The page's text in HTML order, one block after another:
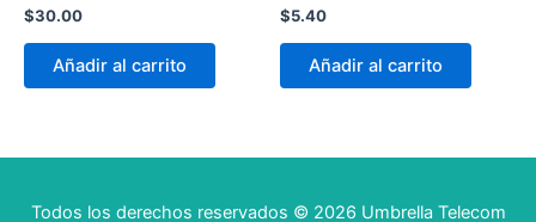
$30.00
Añadir al carrito
$5.40
Añadir al carrito
Todos los derechos reservados © 2026 Umbrella Telecom